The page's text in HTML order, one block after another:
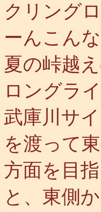
クリング
ーんこん
夏の峠越
ロングラ
武庫川サ
を渡って
方面を目
と、東側